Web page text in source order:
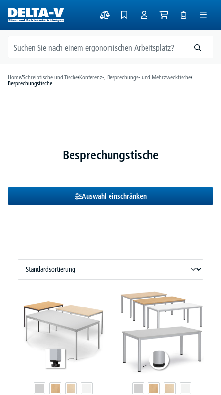
springen
Home/Schreibtische und Tische/Konferenz-, Besprechungs- und Mehrzwecktische/
Besprechungstische
Besprechungstische
Auswahl einschränken